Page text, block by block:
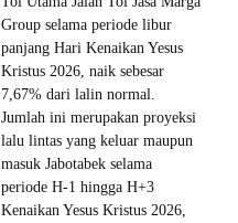
Group selama periode libur
panjang Hari Kenaikan Yesus
Kristus 2026, naik sebesar
7,67% dari lalin normal.
Jumlah ini merupakan proyeksi
lalu lintas yang keluar maupun
masuk Jabotabek selama
periode H-1 hingga H+3
Kenaikan Yesus Kristus 2026,